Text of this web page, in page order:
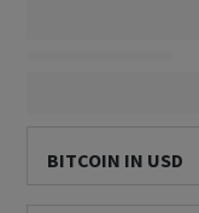
BITCOIN IN USD